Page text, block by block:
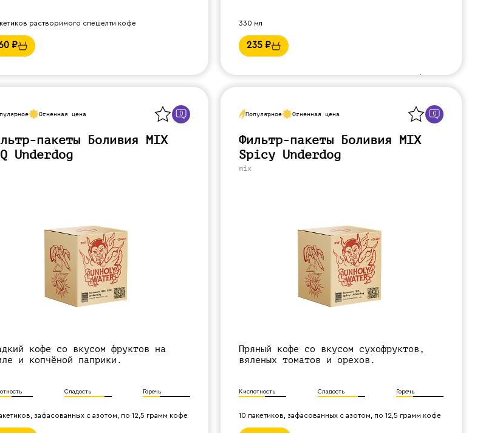
растворимого спешелти кофе
₽
330 мл
235 ₽
Огненная цена 0
пакеты Боливия MIX
Underdog
кофе со вкусом фруктов на
и копчёной паприки.
Сладость Горечь
зафасованных с азотом, по 12,5 грамм кофе
Популярное Огненная цена 0
Фильтр-пакеты Боливия MIX
Spicy Underdog
mix
Пряный кофе со вкусом сухофруктов,
вяленых томатов и орехов.
Кислотность Сладость Горечь
10 пакетиков, зафасованных с азотом, по 12,5 грамм кофе